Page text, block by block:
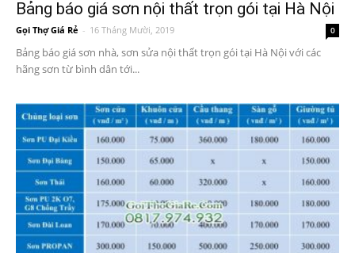
Bảng báo giá sơn nội thất trọn gói tại Hà Nội
Gọi Thợ Giá Rẻ - 16 Tháng Mười, 2019 0
Bảng báo giá sơn nhà, sơn sửa nội thất trọn gói tại Hà Nội với các
hãng sơn từ bình dân tới...